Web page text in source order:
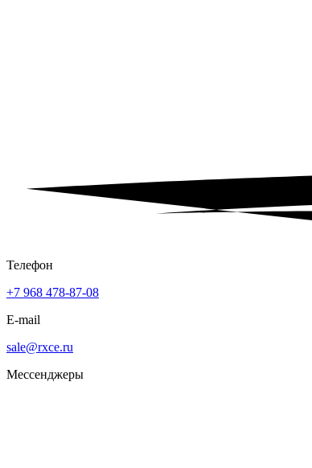
Телефон
+7 968 478-87-08
E-mail
sale@rxce.ru
Мессенджеры